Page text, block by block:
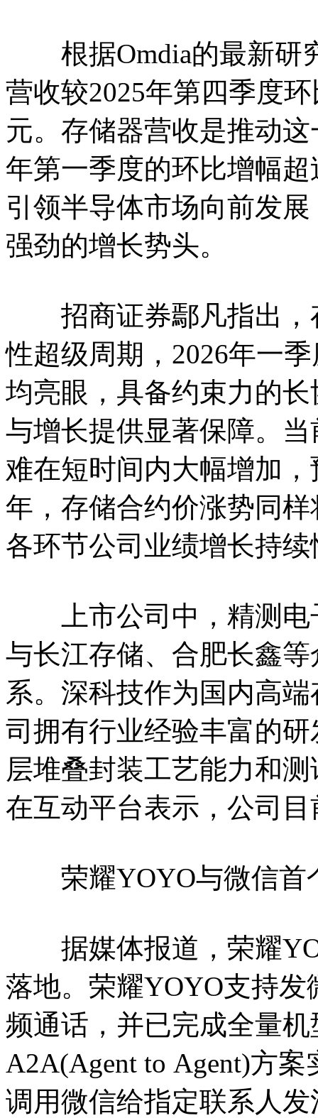
根据Omdia的最新研
营收较2025年第四季度
元。存储器营收是推动
年第一季度的环比增幅
引领半导体市场向前发
强劲的增长势头。
招商证券鄢凡指出，
性超级周期，2026年一
均亮眼，具备约束力的
与增长提供显著保障。
难在短时间内大幅增加
年，存储合约价涨势同
各环节公司业绩增长持
上市公司中，精测电
与长江存储、合肥长鑫
系。深科技作为国内高
司拥有行业经验丰富的
层堆叠封装工艺能力和
在互动平台表示，公司
荣耀YOYO与微信首
据媒体报道，荣耀
落地。荣耀YOYO支持
频通话，并已完成全量
A2A(Agent to Agent)方
调用微信给指定联系人